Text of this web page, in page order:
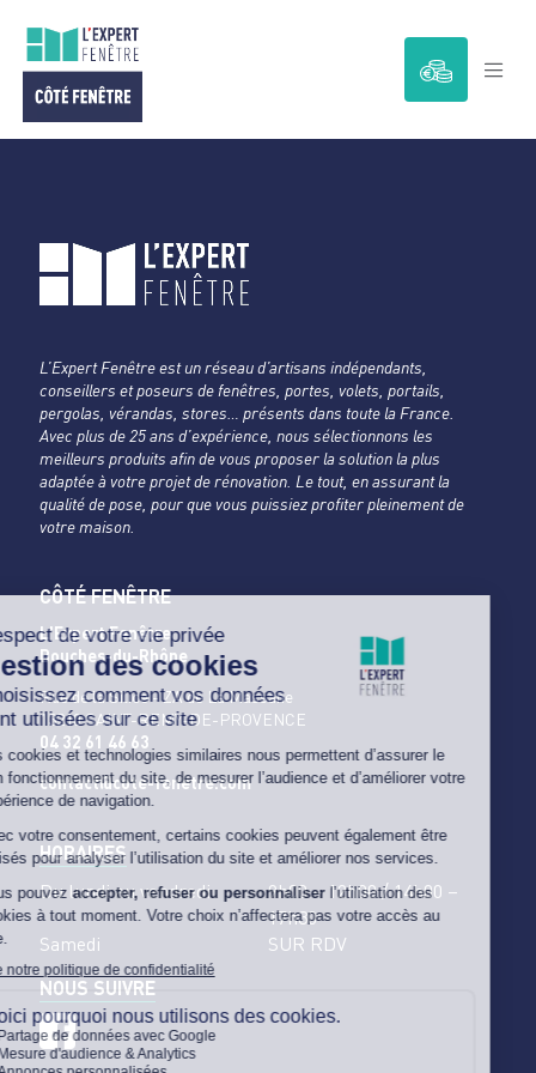
L’Expert Fenêtre est un réseau d’artisans indépendants,
conseillers et poseurs de fenêtres, portes, volets, portails,
pergolas, vérandas, stores… présents dans toute la France.
Avec plus de 25 ans d’expérience, nous sélectionnons les
meilleurs produits afin de vous proposer la solution la plus
adaptée à votre projet de rénovation. Le tout, en assurant la
qualité de pose, pour que vous puissiez profiter pleinement de
votre maison.
CÔTÉ FENÊTRE
L'Expert Fenêtre
Bouches-du-Rhône
Rue de la Silice - ZA de La Massane
13210 SAINT-REMY-DE-PROVENCE
04 32 61 46 63
contact@cote-fenetre.com
HORAIRES
Du lundi au vendredi
9h00 – 12h00 / 14h00 –
17h30
Samedi
SUR RDV
NOUS SUIVRE